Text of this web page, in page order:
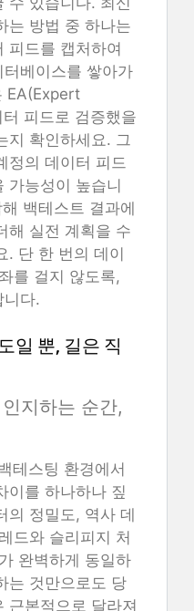
는 방법 중 하나는
피드를 캡처하여
베이스를 쌓아가
EA(Expert
피드로 검증했을
지 확인하세요. 그
정의 데이터 피드
가능성이 높습니
백테스트 결과에
해 실전 계획을 수
. 단 한 번의 데이
를 걸지 않도록,
니다.
일 뿐, 길은 직
지하는 순간,
테스팅 환경에서
이를 하나하나 짚
의 정밀도, 역사 데
드와 슬리피지 처
완벽하게 동일하
는 것만으로도 당
근본적으로 달라져